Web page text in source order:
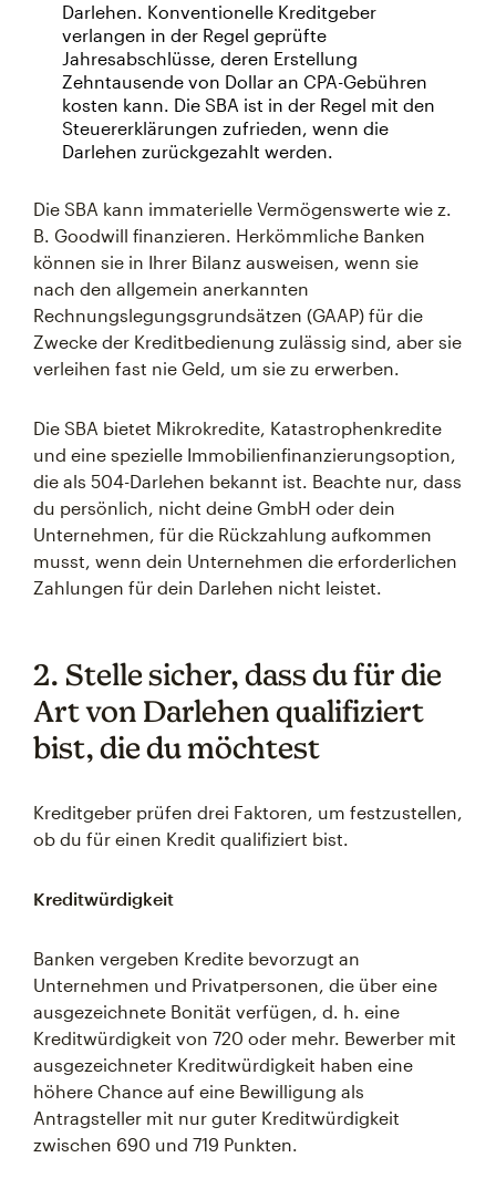
Darlehen. Konventionelle Kreditgeber
verlangen in der Regel geprüfte
Jahresabschlüsse, deren Erstellung
Zehntausende von Dollar an CPA-Gebühren
kosten kann. Die SBA ist in der Regel mit den
Steuererklärungen zufrieden, wenn die
Darlehen zurückgezahlt werden.
Die SBA kann immaterielle Vermögenswerte wie z.
B. Goodwill finanzieren. Herkömmliche Banken
können sie in Ihrer Bilanz ausweisen, wenn sie
nach den allgemein anerkannten
Rechnungslegungsgrundsätzen (GAAP) für die
Zwecke der Kreditbedienung zulässig sind, aber sie
verleihen fast nie Geld, um sie zu erwerben.
Die SBA bietet Mikrokredite, Katastrophenkredite
und eine spezielle Immobilienfinanzierungsoption,
die als 504-Darlehen bekannt ist. Beachte nur, dass
du persönlich, nicht deine GmbH oder dein
Unternehmen, für die Rückzahlung aufkommen
musst, wenn dein Unternehmen die erforderlichen
Zahlungen für dein Darlehen nicht leistet.
2. Stelle sicher, dass du für die
Art von Darlehen qualifiziert
bist, die du möchtest
Kreditgeber prüfen drei Faktoren, um festzustellen,
ob du für einen Kredit qualifiziert bist.
Kreditwürdigkeit
Banken vergeben Kredite bevorzugt an
Unternehmen und Privatpersonen, die über eine
ausgezeichnete Bonität verfügen, d. h. eine
Kreditwürdigkeit von 720 oder mehr. Bewerber mit
ausgezeichneter Kreditwürdigkeit haben eine
höhere Chance auf eine Bewilligung als
Antragsteller mit nur guter Kreditwürdigkeit
zwischen 690 und 719 Punkten.